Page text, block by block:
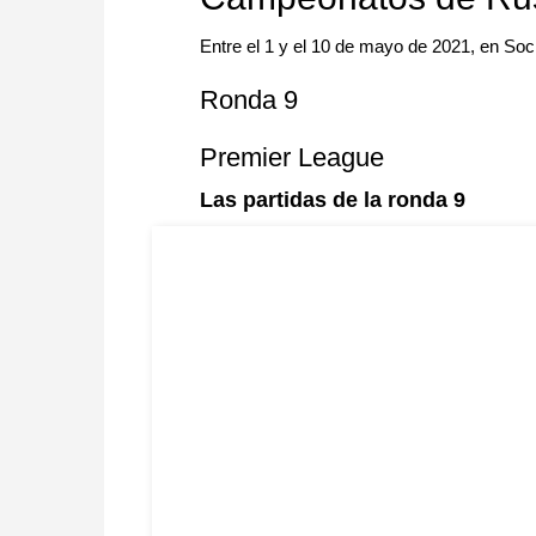
Entre el 1 y el 10 de mayo de 2021, en
Ronda 9
Premier League
Las partidas de la ronda 9